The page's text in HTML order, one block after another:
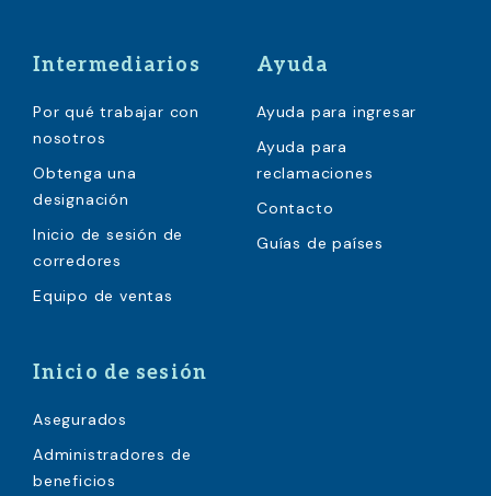
Intermediarios
Por qué trabajar con
nosotros
Obtenga una
designación
Inicio de sesión de
corredores
Equipo de ventas
Ayuda
Ayuda para ingresar
Ayuda para
reclamaciones
Contacto
Guías de países
Inicio de sesión
Asegurados
Administradores de
beneficios